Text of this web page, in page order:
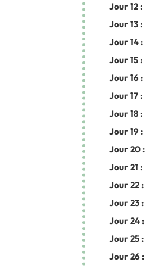
Jour 12 :
Jour 13 :
Jour 14 :
Jour 15 :
Jour 16 :
Jour 17 :
Jour 18 :
Jour 19 :
Jour 20 :
Jour 21 :
Jour 22 :
Jour 23 :
Jour 24 :
Jour 25 :
Jour 26 :